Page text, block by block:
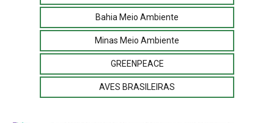
Bahia Meio Ambiente
Minas Meio Ambiente
GREENPEACE
AVES BRASILEIRAS